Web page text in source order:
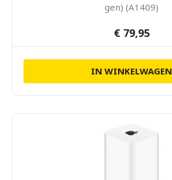
gen) (A1409)
€ 79,95
IN WINKELWAGEN